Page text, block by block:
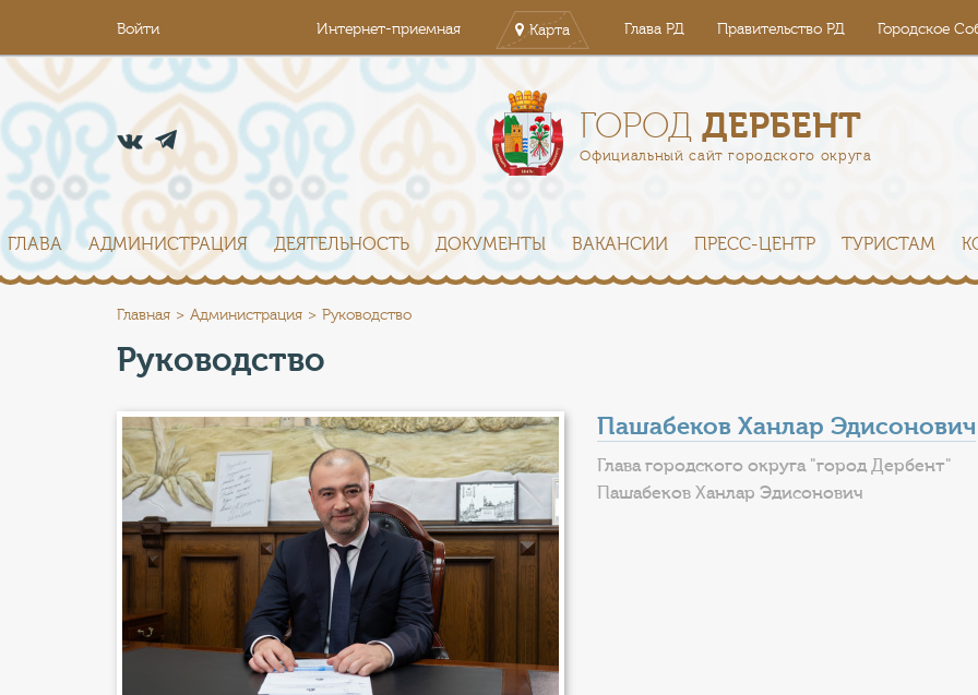
Войти Интернет-приемная Карта Глава РД Правительство РД Городское
ГОРОДДЕРБЕНТ
Официальный сайт городского округа
ГЛАВА АДМИНИСТРАЦИЯ ДЕЯТЕЛЬНОСТЬ ДОКУМЕНТЫ ВАКАНСИИ ПРЕСС-ЦЕНТР ТУРИСТАМ
Главная Администрация Руководство
Руководство
Пашабеков Ханлар Эдисонович
Глава городского округа "город Дербент"
Пашабеков Ханлар Эдисонович